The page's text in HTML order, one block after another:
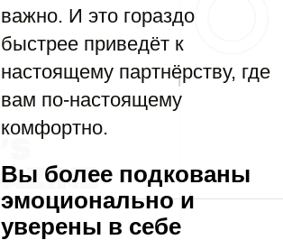
важно. И это гораздо
быстрее приведёт к
настоящему партнёрству, где
вам по-настоящему
комфортно.
Вы более подкованы
эмоционально и
уверены в себе